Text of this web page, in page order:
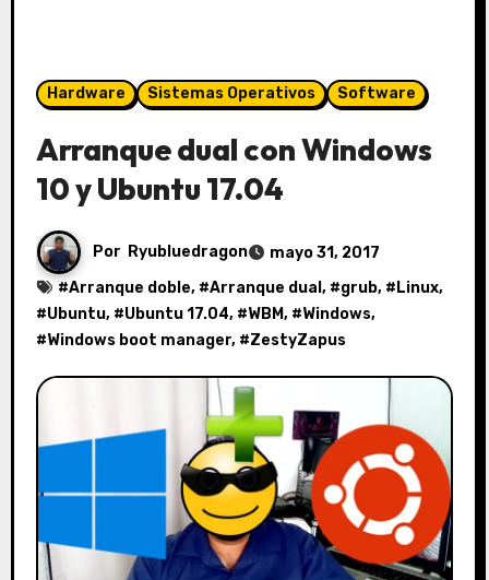
Hardware Sistemas Operativos Software
Arranque dual con Windows
10 y Ubuntu 17.04
Por Ryubluedragon
mayo 31, 2017
#Arranque doble, #Arranque dual , #grub, # Linux,
#Ubuntu, #Ubuntu 17.04, #WBM, #Windows,
#Windows boot manager, #ZestyZapus